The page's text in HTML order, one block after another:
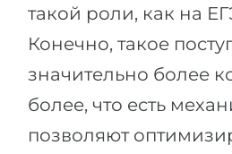
такой роли, как на
Конечно, такое
значительно более
более, что есть
позволяют